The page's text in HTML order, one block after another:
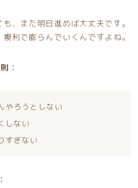
、また明日進めば大丈夫です。
利で膨らんでいくんですよね。
：
やろうとしない
しない
すぎない